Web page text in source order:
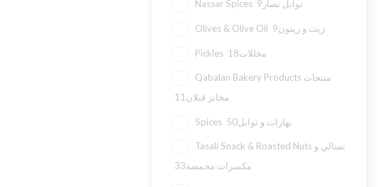
Nassar Spices توابل نصار 9
Olives & Olive Oil زيت و زيتون9
Pickles مخللات18
Qabalan Bakery Products منتجات
مخابز قبلان 11
Spices بهارات و توابل50
Tasali Snack & Roasted Nuts تسالي و
مكسرات محمصة33